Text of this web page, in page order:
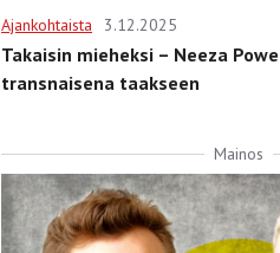
Ajankohtaista 3.12.2025
Takaisin mieheksi – Neeza
transnaisena taakseen
Mainos